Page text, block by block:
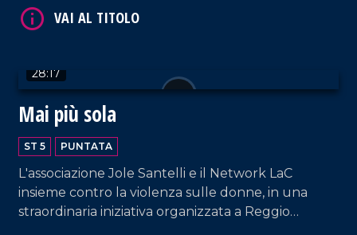
nel quartiere Lido di Catanzaro.
28:17
Mai più sola
ST 5 PUNTATA
L'associazione Jole Santelli e il Network LaC
insieme contro la violenza sulle donne, in una
straordinaria iniziativa organizzata a Reggio
VAI AL TITOLO
VAI AL TITOLO